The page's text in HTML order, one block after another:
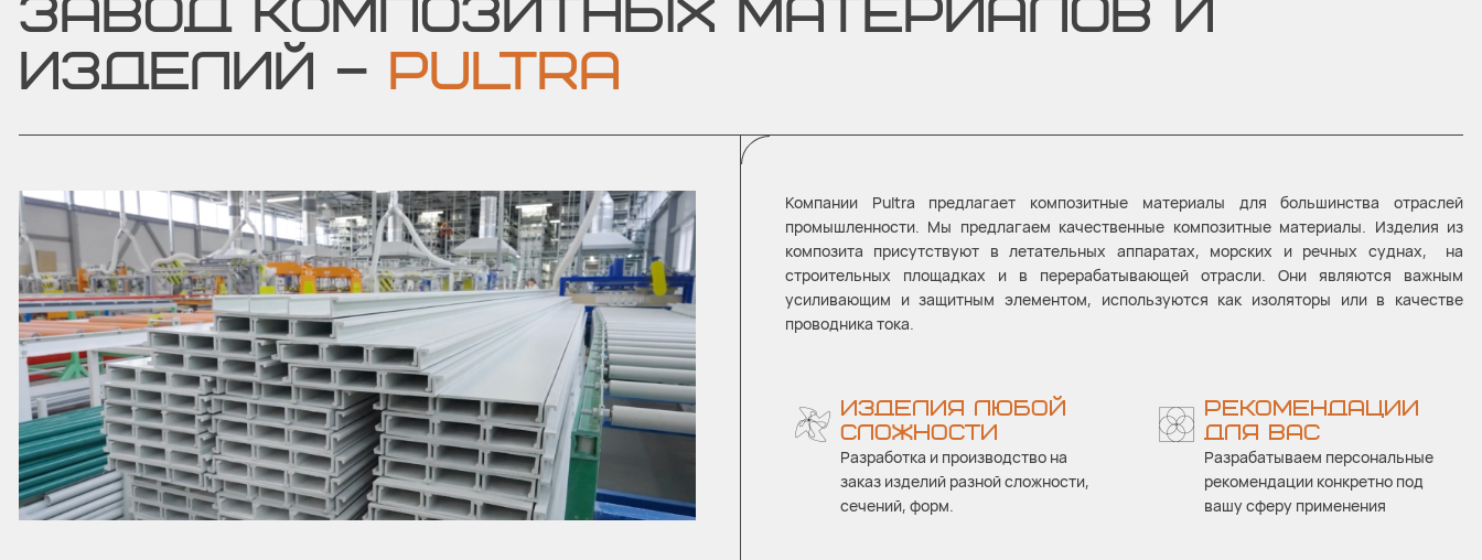
ЗАВОД КОМПОЗИТНЫХ МАТЕРИАЛОВ И
ИЗДЕЛИЙ – PULTRA
Компании Pultra предлагает композитные материалы для большинства отраслей
промышленности. Мы предлагаем качественные композитные материалы. Изделия из
композита присутствуют в летательных аппаратах, морских и речных суднах, на
строительных площадках и в перерабатывающей отрасли. Они являются важным
усиливающим и защитным элементом, используются как изоляторы или в качестве
проводника тока.
ИЗДЕЛИЯ ЛЮБОЙ
СЛОЖНОСТИ
Разработка и производство на
заказ изделий разной сложности,
сечений, форм.
РЕКОМЕНДАЦИИ
ДЛЯ ВАС
Разрабатываем персональные
рекомендации конкретно под
вашу сферу применения